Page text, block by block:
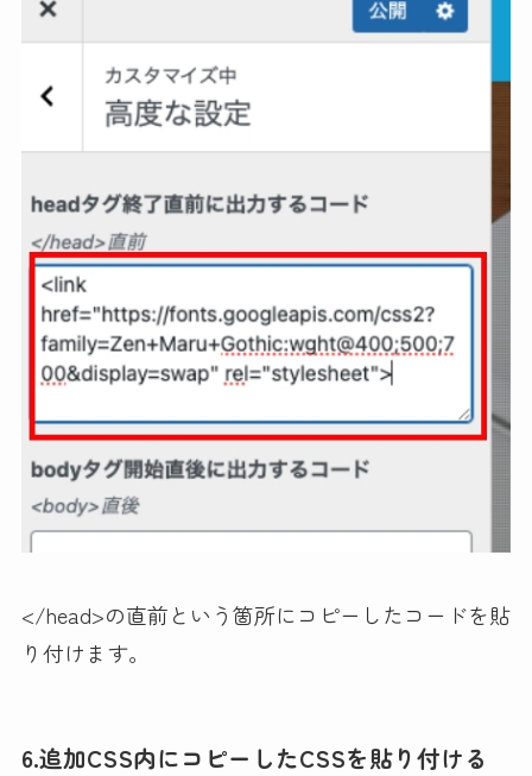
</head>の直前という箇所にコピーしたコードを貼
り付けます。
6.追加CSS内にコピーしたCSSを貼り付ける